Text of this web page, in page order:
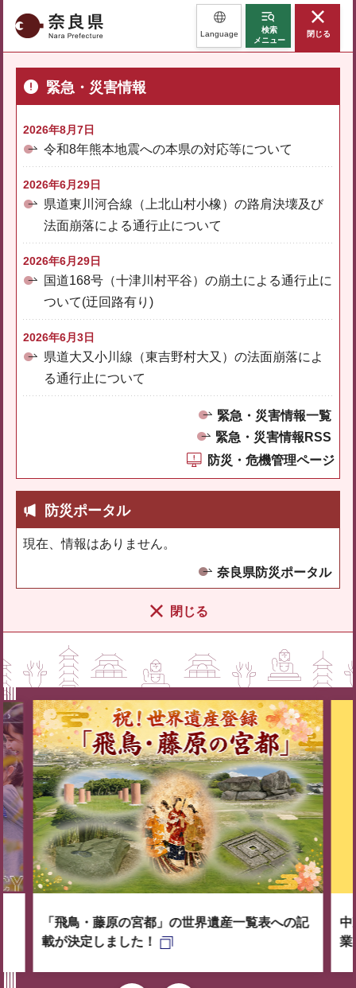
奈良県 Language
検索
メニュー
閉じる
緊急・災害情報
2026年8月7日
令和8年熊本地震への本県の対応等について
2026年6月29日
県道東川河合線（上北山村小橡）の路肩決壊及び
法面崩落による通行止について
2026年6月29日
国道168号（十津川村平谷）の崩土による通行止に
ついて(迂回路有り)
2026年6月3日
県道大又小川線（東吉野村大又）の法面崩落によ
る通行止について
緊急・災害情報一覧
緊急・災害情報RSS
防災・危機管理ページ
防災ポータル
現在、情報はありません。
奈良県防災ポータル
閉じる
「飛鳥・藤原の宮都」の世界遺産一覧表への記
載が決定しました！
中
業